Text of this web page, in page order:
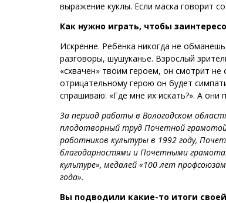
выражение куклы. Если маска говорит
Как нужно играть, чтобы
Искренне. Ребенка никогда не
разговоры, шушуканье. Взрослый
«схвачен» твоим героем, он смотрит
отрицательному герою он будет
спрашиваю: «Где мне их искать?». А
За период работы в Вологодском
плодотворный труд Почетной
работников культуры в 1992 году,
благодарностями и Почетными
культуре», медалей «100 лет
года».
Вы подводили какие-то итоги